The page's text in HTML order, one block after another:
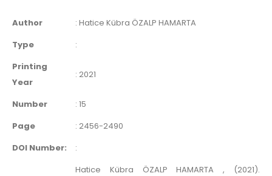
Author : Hatice Kübra ÖZALP HAMARTA
Type
:
Printing
Year
: 2021
Number : 15
Page
: 2456-2490
DOI Number:
:
Hatice Kübra ÖZALP HAMARTA , (2021).